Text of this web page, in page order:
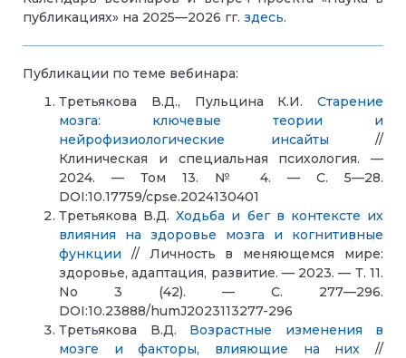
публикациях» на 2025—2026 гг. здесь.
Публикации по теме вебинара:
Третьякова В.Д., Пульцина К.И. Старение
мозга: ключевые теории и
нейрофизиологические инсайты //
Клиническая и специальная психология. —
2024. — Том 13. № 4. — С. 5—28.
DOI:10.17759/cpse.2024130401
Третьякова В.Д.Ходьба и бег в контексте их
влияния на здоровье мозга и когнитивные
функции // Личность в меняющемся мире:
здоровье, адаптация, развитие. — 2023. — Т. 11.
No 3 (42). — С. 277—296.
DOI:10.23888/humJ2023113277-296
Третьякова В.Д. Возрастные изменения в
мозге и факторы, влияющие на них //